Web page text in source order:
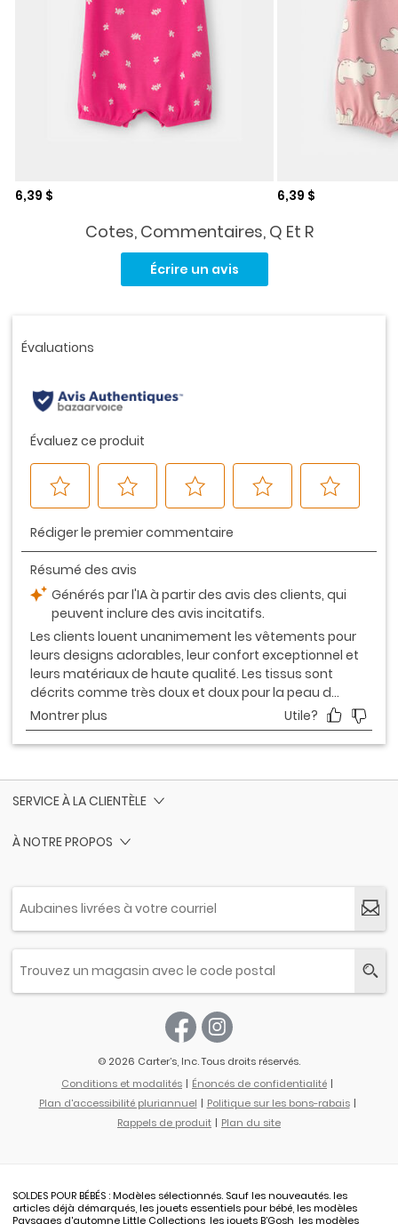
Prix de solde
6,39 $ Prix de solde
6,39 $
Cotes, Commentaires, Q Et R
la
Écrire un avis
SERVICE À LA CLIENTÈLE
À NOTRE PROPOS
© 2026 Carter’s, Inc. Tous droits réservés.
Conditions et modalités
Énoncés de confidentialité
Plan d'accessibilité pluriannuel
Politique sur les bons-rabais
Rappels de produit
Plan du site
SOLDES POUR BÉBÉS : Modèles sélectionnés. Sauf les nouveautés. les
articles déjà démarqués, les jouets essentiels pour bébé, les modèles
Paysages d'automne Little Collections, les jouets B’Gosh, les modèles